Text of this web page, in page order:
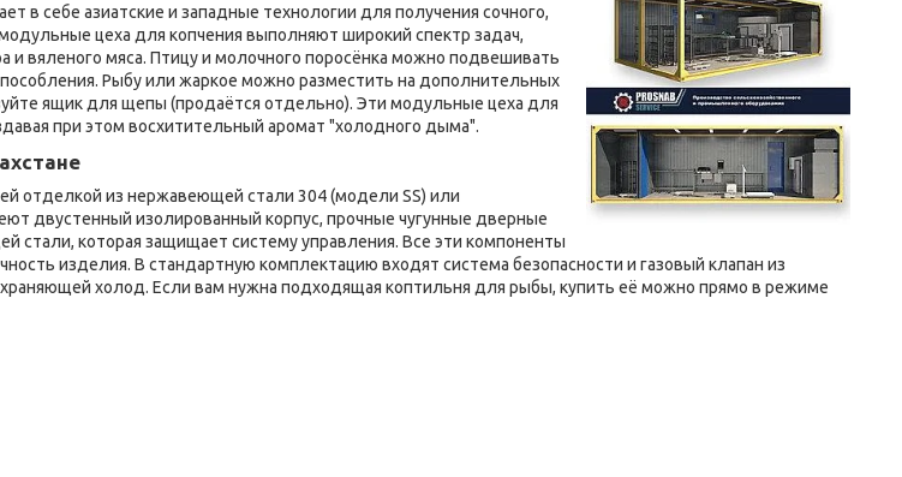
в себе азиатские и западные технологии для получения сочного,
цеха для копчения выполняют широкий спектр задач,
и вяленого мяса. Птицу и молочного поросёнка можно подвешивать
Рыбу или жаркое можно разместить на дополнительных
ящик для щепы (продаётся отдельно). Эти модульные цеха для
при этом восхитительный аромат "холодного дыма".
отделкой из нержавеющей стали 304 (модели SS) или
двустенный изолированный корпус, прочные чугунные дверные
стали, которая защищает систему управления. Все эти компоненты
изделия. В стандартную комплектацию входят система безопасности и газовый клапан из
холод. Если вам нужна подходящая коптильня для рыбы, купить её можно прямо в режиме